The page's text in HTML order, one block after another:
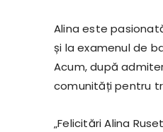
Alina este
și la examenul de
Acum, după
comunități pentru
„Felicitări Alina